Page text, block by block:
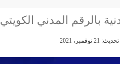
بالرقم المدني الكويتي
21 نوفمبر، 2021